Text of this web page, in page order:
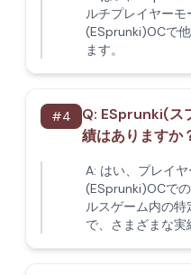
ルチプレイヤー
(ESprunki)OCで
ます。
#4 Q: ESprunki(ス
績はありますか
A: はい、プレイ
(ESprunki)OCで
ルスゲーム内の特
で、さまざまな実